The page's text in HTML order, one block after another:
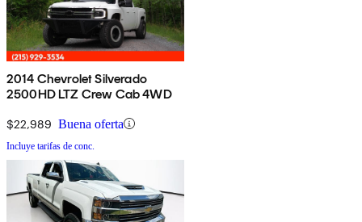
2014 Chevrolet Silverado
2500HD LTZ Crew Cab 4WD
$22,989 Buena oferta
Incluye tarifas de conc.